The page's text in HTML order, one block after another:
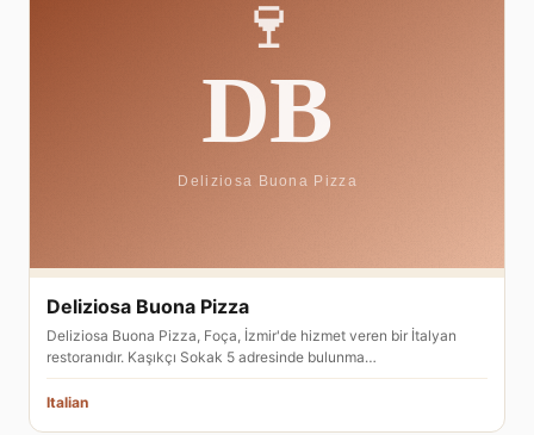
Deliziosa Buona Pizza
Deliziosa Buona Pizza, Foça, İzmir'de hizmet veren bir İtalyan
restoranıdır. Kaşıkçı Sokak 5 adresinde bulunma…
Italian